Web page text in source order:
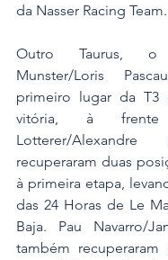
da Nasser Racing Team.
Outro Taurus,
Munster/Loris
primeiro lugar da T3
vitória, à
Lotterer/
recuperaram duas
à primeira etapa,
das 24 Horas de Le
Baja. Pau Navarro/
também recuperaram